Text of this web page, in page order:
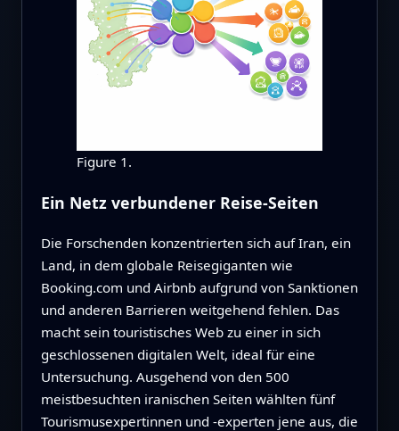
Figure 1.
Ein Netz verbundener Reise-Seiten
Die Forschenden konzentrierten sich auf Iran, ein
Land, in dem globale Reisegiganten wie
Booking.com und Airbnb aufgrund von Sanktionen
und anderen Barrieren weitgehend fehlen. Das
macht sein touristisches Web zu einer in sich
geschlossenen digitalen Welt, ideal für eine
Untersuchung. Ausgehend von den 500
meistbesuchten iranischen Seiten wählten fünf
Tourismusexpertinnen und -experten jene aus, die